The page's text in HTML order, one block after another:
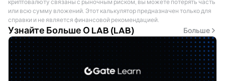
криптовалюту связаны с рыночным риском, вы можете потерять часть
или всю сумму вложений. Этот калькулятор предназначен только для
справки и не является финансовой рекомендацией.
Узнайте Больше О LAB (LAB) Больше